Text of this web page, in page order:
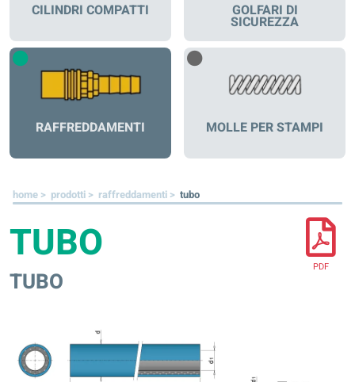
CILINDRI COMPATTI GOLFARI DI
SICUREZZA
RAFFREDDAMENTI MOLLE PER STAMPI
home > prodotti > raffreddamenti > tubo
TUBO
TUBO
PDF